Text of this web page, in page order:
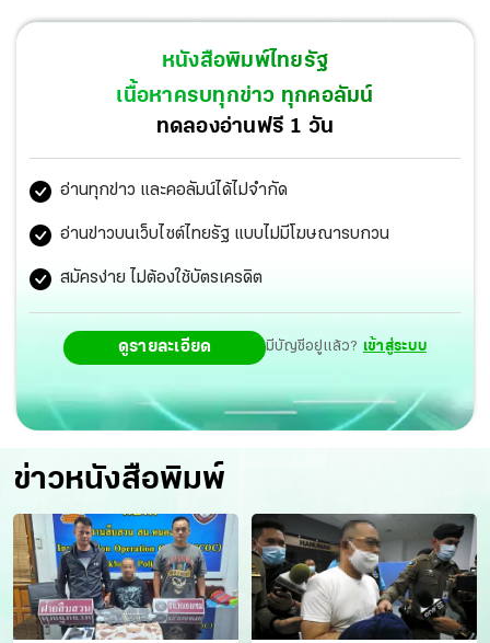
หนังสือพิมพ์ไทยรัฐ
เนื้อหาครบทุกข่าว ทุกคอลัมน์
ทดลองอ่านฟรี 1 วัน
อ่านทุกข่าว และคอลัมน์ได้ไม่จำกัด
อ่านข่าวบนเว็บไซต์ไทยรัฐ แบบไม่มีโฆษณารบกวน
สมัครง่าย ไม่ต้องใช้บัตรเครดิต
ดูรายละเอียด มีบัญชีอยู่แล้ว? เข้าสู่ระบบ
ข่าวหนังสือพิมพ์